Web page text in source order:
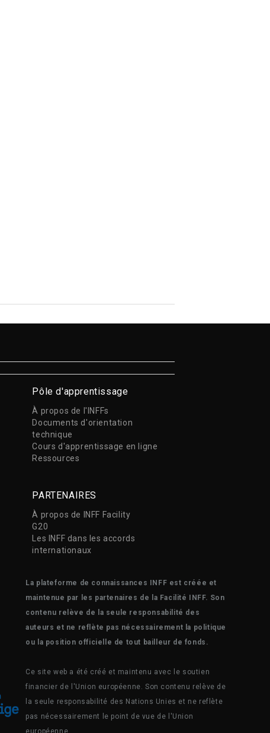
Pôle d'apprentissage
À propos de l'INFFs
Documents d'orientation
technique
Cours d'apprentissage en ligne
Ressources
PARTENAIRES
À propos de INFF Facility
G20
Les INFF dans les accords
internationaux
La plateforme de connaissances INFF est créée et
maintenue par les partenaires de la Facilité INFF. Son
contenu relève de la seule responsabilité des
auteurs et ne reflète pas nécessairement la politique
ou la position officielle de tout bailleur de fonds.
Ce site web a été créé et maintenu avec le soutien
financier de l'Union européenne. Son contenu relève de
la seule responsabilité des Nations Unies et ne reflète
pas nécessairement le point de vue de l'Union
européenne.